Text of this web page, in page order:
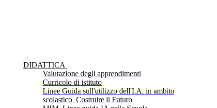
DIDATTICA
Valutazione degli apprendimenti
Curricolo di istituto
Linee Guida sull'utilizzo dell'I.A. in ambito
scolastico_Costruire il Futuro